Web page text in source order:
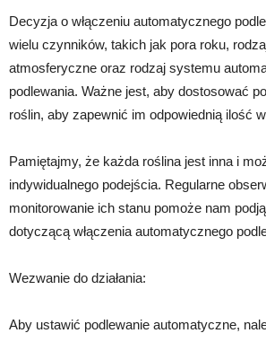
Decyzja o włączeniu automatycznego
wielu czynników, takich jak pora roku,
atmosferyczne oraz rodzaj systemu
podlewania. Ważne jest, aby dostosować
roślin, aby zapewnić im odpowiednią ilość
Pamiętajmy, że każda roślina jest inna i
indywidualnego podejścia. Regularne
monitorowanie ich stanu pomoże nam
dotyczącą włączenia automatycznego
Wezwanie do działania:
Aby ustawić podlewanie automatyczne,